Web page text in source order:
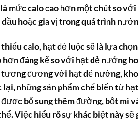
mức calo cao hơn một chút so
hoặc gia vị trong quá trình
calo, hạt dẻ luộc sẽ là lựa
đáng kể so với hạt dẻ nướng
đương với hạt dẻ nướng,
những sản phẩm chế biến từ
bổ sung thêm đường, bột mì
Việc hiểu rõ sự khác biệt này